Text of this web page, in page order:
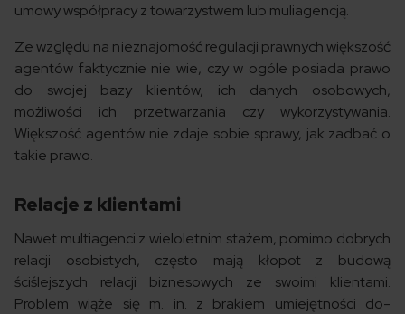
umowy współpracy z towarzystwem lub muliagencją.
Ze względu na nieznajomość regulacji prawnych większość
agentów faktycznie nie wie, czy w ogóle posiada prawo
do swojej bazy klientów, ich danych osobowych,
możliwości ich przetwarzania czy wykorzystywania.
Większość agentów nie zdaje sobie sprawy, jak zadbać o
takie prawo.
Relacje z klientami
Nawet multiagenci z wieloletnim stażem, pomimo dobrych
relacji osobistych, często mają kłopot z budową
ściślejszych relacji biznesowych ze swoimi klientami.
Problem wiąże się m. in. z brakiem umiejętności do-